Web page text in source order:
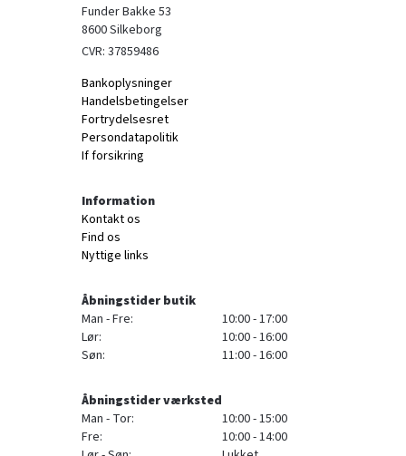
Funder Bakke 53
8600 Silkeborg
CVR: 37859486
Bankoplysninger
Handelsbetingelser
Fortrydelsesret
Persondatapolitik
If forsikring
Information
Kontakt os
Find os
Nyttige links
Åbningstider butik
Man - Fre:
10:00 - 17:00
Lør:
10:00 - 16:00
Søn:
11:00 - 16:00
Åbningstider værksted
Man - Tor:
10:00 - 15:00
Fre:
10:00 - 14:00